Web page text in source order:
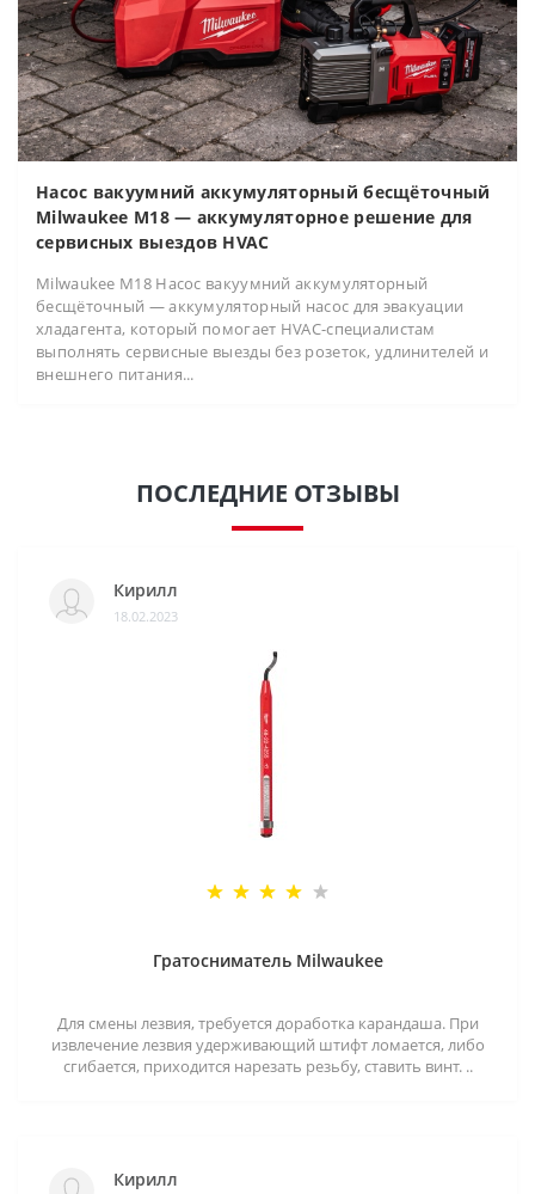
Насос вакуумний аккумуляторный бесщёточный
Milwaukee M18 — аккумуляторное решение для
сервисных выездов HVAC
Milwaukee M18 Насос вакуумний аккумуляторный
бесщёточный — аккумуляторный насос для эвакуации
хладагента, который помогает HVAC-специалистам
выполнять сервисные выезды без розеток, удлинителей и
внешнего питания...
ПОСЛЕДНИЕ ОТЗЫВЫ
Кирилл
18.02.2023
Гратосниматель Milwaukee
Для смены лезвия, требуется доработка карандаша. При
извлечение лезвия удерживающий штифт ломается, либо
сгибается, приходится нарезать резьбу, ставить винт. ..
Кирилл